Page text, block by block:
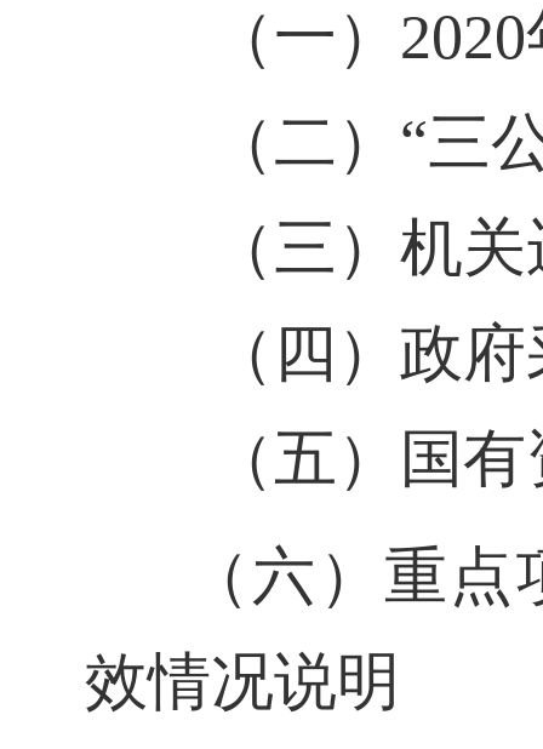
（一）2020
（二）“三公
（三）机关
（四）政府
（五）国有
（六）重
效情况说明